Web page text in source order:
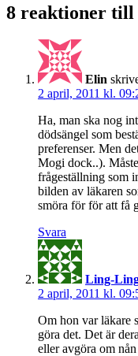
8 reaktioner
Elin
2 april, 2011 kl.
Ha, man ska nog
dödsängel som
preferenser. Men
Mogi dock..).
frågeställning som
bilden av läkaren
smöra för för att få
Svara
Ling-
2 april, 2011 kl.
Om hon var läkare
göra det. Det är
eller avgöra om